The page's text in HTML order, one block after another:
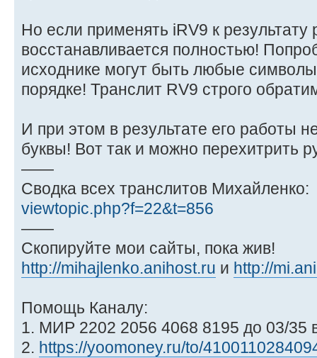
Но если применять iRV9 к
восстанавливается полностью!
исходнике могут быть любые
порядке! Транслит RV9 строго
И при этом в результате его работы
буквы! Вот так и можно перехитрить
——
Сводка всех транслитов Михайленко:
viewtopic.php?f=22&t=856
——
Скопируйте мои сайты, пока жив!
http://mihajlenko.anihost.ru и http://
Помощь Каналу:
1. МИР 2202 2056 4068 8195 до 03/35
2. https://yoomoney.ru/to/